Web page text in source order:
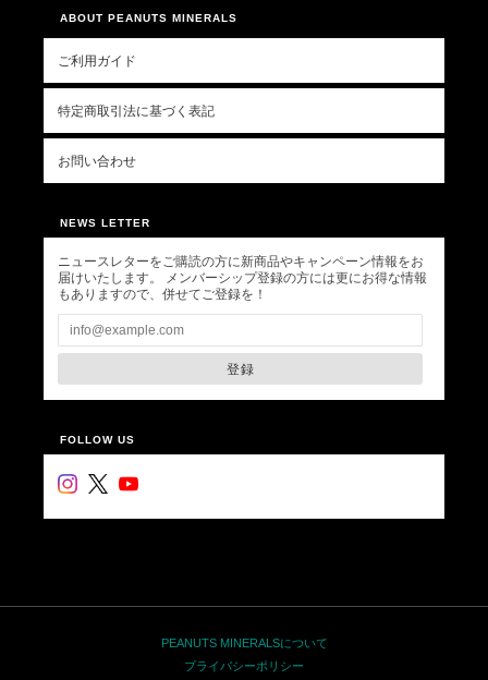
ABOUT PEANUTS MINERALS
ご利用ガイド
特定商取引法に基づく表記
お問い合わせ
NEWS LETTER
ニュースレターをご購読の方に新商品やキャンペーン情報をお
届けいたします。 メンバーシップ登録の方には更にお得な情報
もありますので、併せてご登録を！
登録
FOLLOW US
PEANUTS MINERALSについて
プライバシーポリシー